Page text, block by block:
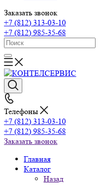
Заказать звонок
+7 (812) 313-03-10
+7 (812) 985-35-68
Телефоны
+7 (812) 313-03-10
+7 (812) 985-35-68
Заказать звонок
Главная
Каталог
Назад